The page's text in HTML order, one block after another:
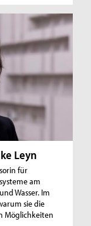
Leyn
für
am
Wasser. Im
sie die
Möglichkeiten